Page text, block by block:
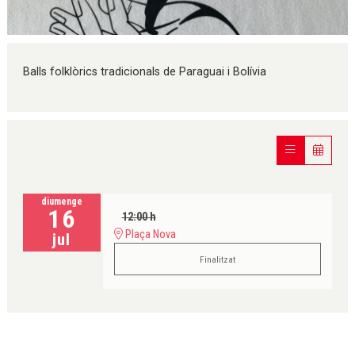
Balls folklòrics tradicionals de Paraguai i Bolívia
diumenge
16
jul
12:00 h
Plaça Nova
Finalitzat